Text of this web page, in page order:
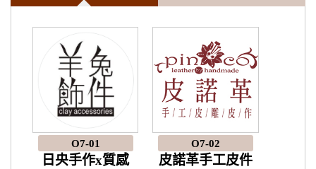
O7-01
日央手作x質感
O7-02
皮諾革手工皮件